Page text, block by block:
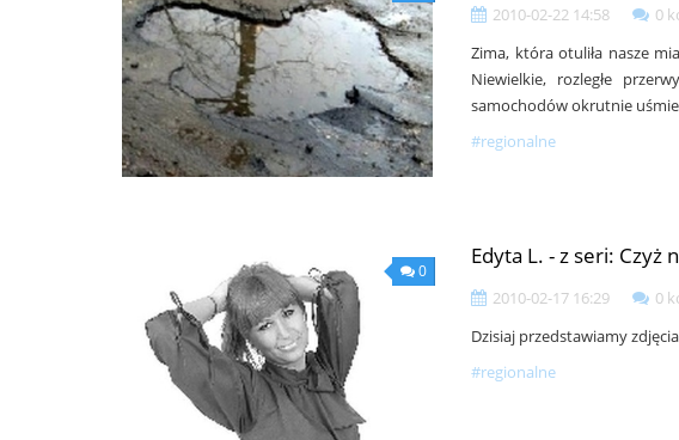
2010-02-22 14:58
0
Zima, która otuliła nasze
Niewielkie, rozległe
samochodów okrutnie
#regionalne
0
Edyta L. - z seri: Czyż
2010-02-17 16:29
0
Dzisiaj przedstawiamy
#regionalne